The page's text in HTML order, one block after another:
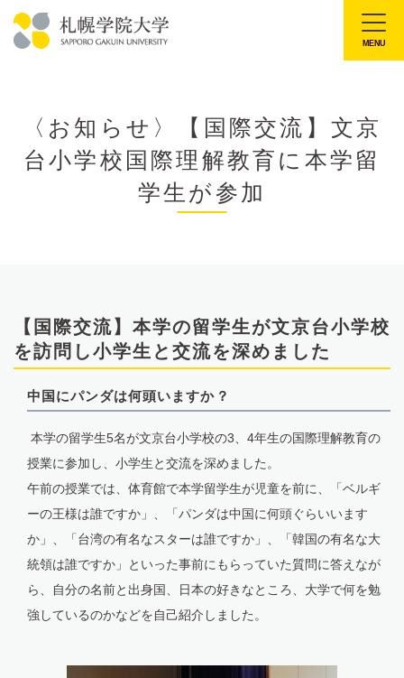
文
大
MENU
〈お知らせ〉【国際交流】文京
台小学校国際理解教育に本学留
学生が参加
【国際交流】本学の留学生が文京台小学校
を訪問し小学生と交流を深めました
中国にパンダは何頭いますか？
本学の留学生5名が文京台小学校の3、4年生の国際理解教育の
授業に参加し、小学生と交流を深めました。
午前の授業では、体育館で本学留学生が児童を前に、「ベルギ
ーの王様は誰ですか」、「パンダは中国に何頭ぐらいいます
か」、「台湾の有名なスターは誰ですか」、「韓国の有名な大
統領は誰ですか」といった事前にもらっていた質問に答えなが
ら、自分の名前と出身国、日本の好きなところ、大学で何を勉
強しているのかなどを自己紹介しました。